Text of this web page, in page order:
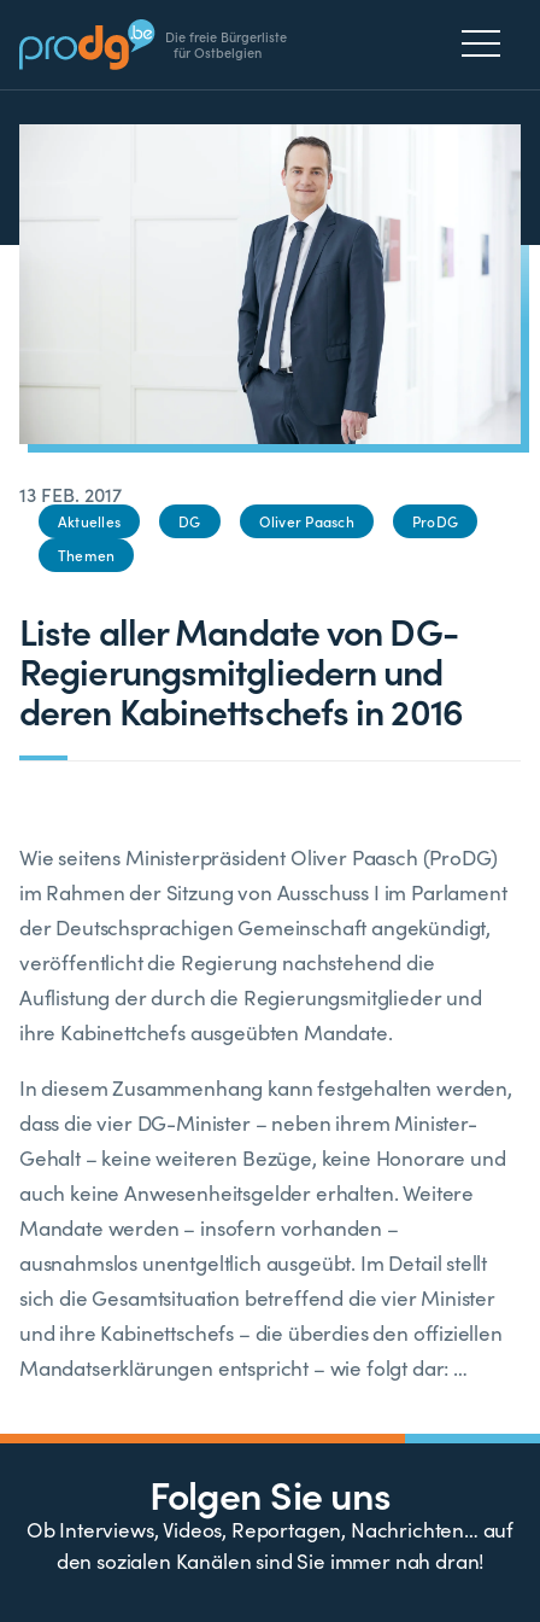
Die freie Bürgerliste
für Ostbelgien
13 FEB. 2017
Aktuelles DG Oliver Paasch
ProDG
Themen
Liste aller Mandate von DG-
Regierungsmitgliedern und
deren Kabinettschefs in 2016
Wie seitens Ministerpräsident Oliver Paasch (ProDG)
im Rahmen der Sitzung von Ausschuss I im Parlament
der Deutschsprachigen Gemeinschaft angekündigt,
veröffentlicht die Regierung nachstehend die
Auflistung der durch die Regierungsmitglieder und
ihre Kabinettchefs ausgeübten Mandate.
In diesem Zusammenhang kann festgehalten werden,
dass die vier DG-Minister – neben ihrem Minister-
Gehalt – keine weiteren Bezüge, keine Honorare und
auch keine Anwesenheitsgelder erhalten. Weitere
Mandate werden – insofern vorhanden –
ausnahmslos unentgeltlich ausgeübt. Im Detail stellt
sich die Gesamtsituation betreffend die vier Minister
und ihre Kabinettschefs – die überdies den offiziellen
Mandatserklärungen entspricht – wie folgt dar: …
Folgen Sie uns
Ob Interviews, Videos, Reportagen, Nachrichten… auf
den sozialen Kanälen sind Sie immer nah dran!